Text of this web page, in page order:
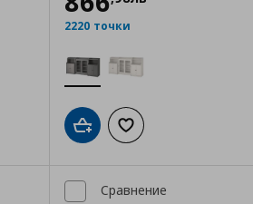
с любими
2220 точки
Добави в кошницата
Добави към
Сравнение